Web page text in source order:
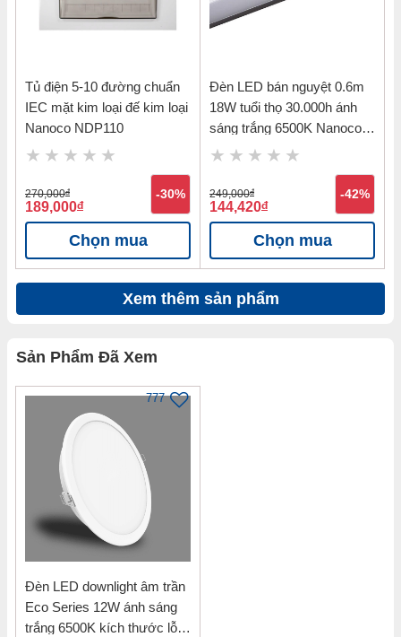
Tủ điện 5-10 đường chuẩn
IEC mặt kim loại đế kim loại
Nanoco NDP110
270,000đ
189,000đ
-30%
Chọn mua
Đèn LED bán nguyệt 0.6m
18W tuổi thọ 30.000h ánh
sáng trắng 6500K Nanoco
NSH186
249,000đ
144,420đ
-42%
Chọn mua
Xem thêm sản phẩm
Sản Phẩm Đã Xem
777
Đèn LED downlight âm trần
Eco Series 12W ánh sáng
trắng 6500K kích thước lỗ